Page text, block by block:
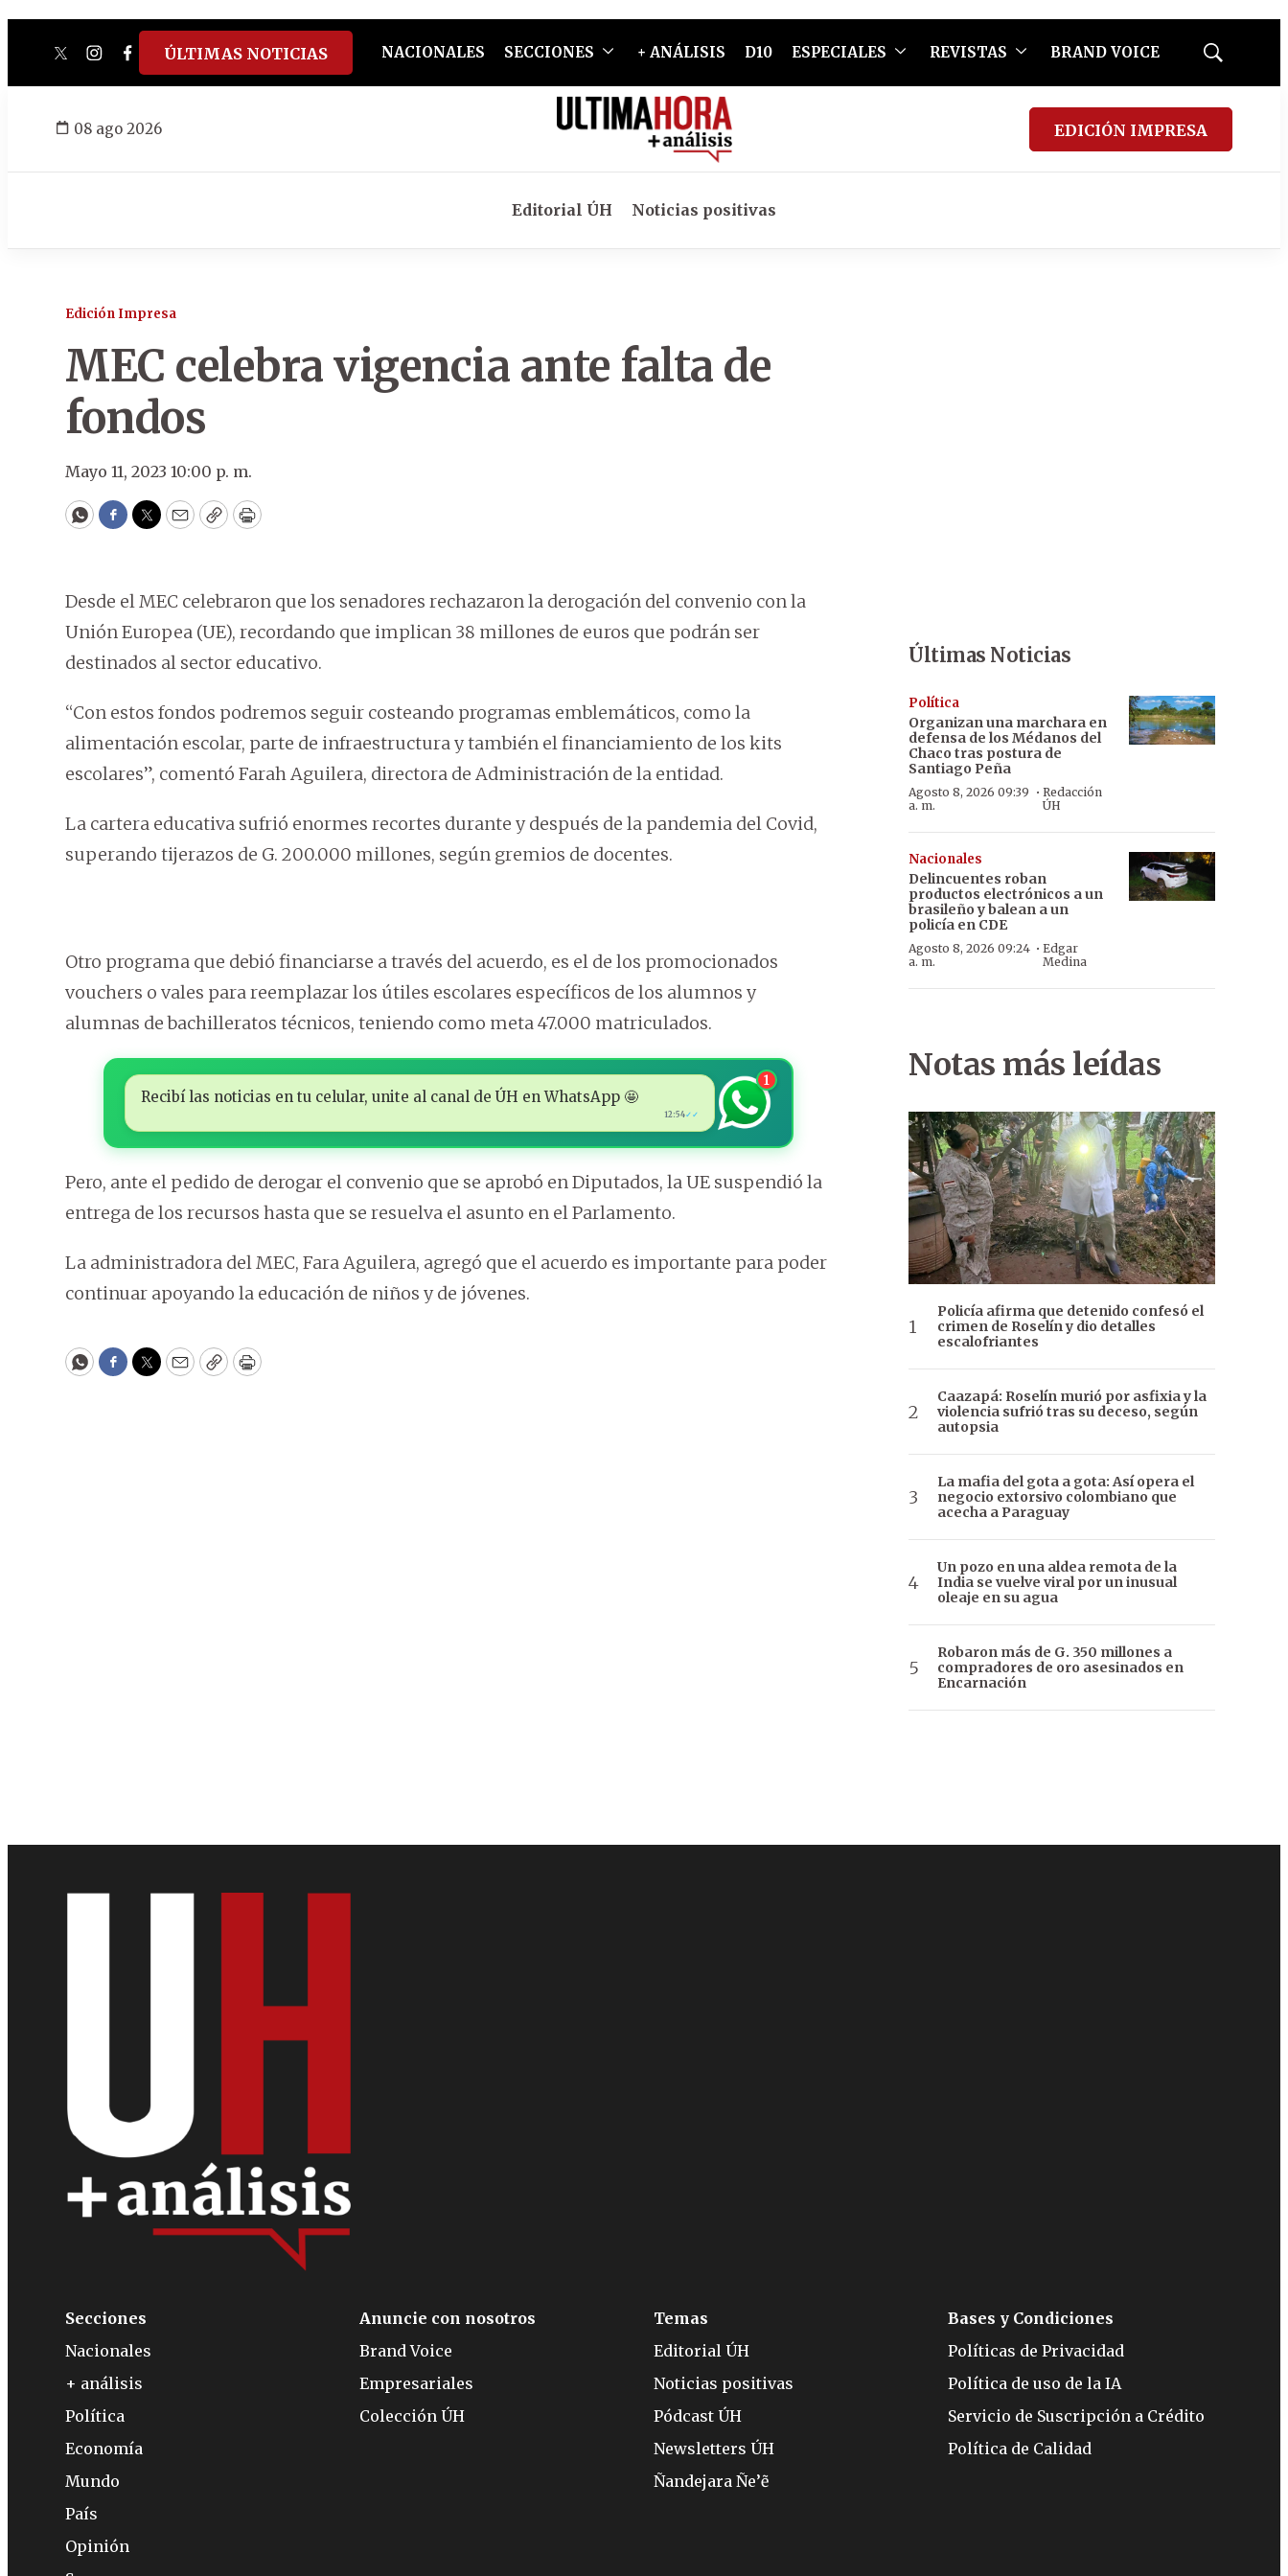
twitterinstagram
facebook
tiktokyoutube
spotify
ÚLTIMAS NOTICIAS NACIONALES SECCIONES + ANÁLISIS D10 ESPECIALES REVISTAS BRAND VOICE
Mostrar
08 ago 2026 EDICIÓN IMPRESA
Editorial ÚH Noticias positivas
Edición Impresa
MEC celebra vigencia ante falta de
fondos
Mayo 11, 2023 10:00 p. m.
WhatsApp
Facebook
Twitter
EmailCopyPrint
Desde el MEC celebraron que los senadores rechazaron la derogación del convenio con la
Unión Europea (UE), recordando que implican 38 millones de euros que podrán ser
destinados al sector educativo.
“Con estos fondos podremos seguir costeando programas emblemáticos, como la
alimentación escolar, parte de infraestructura y también el financiamiento de los kits
escolares”, comentó Farah Aguilera, directora de Administración de la entidad.
La cartera educativa sufrió enormes recortes durante y después de la pandemia del Covid,
superando tijerazos de G. 200.000 millones, según gremios de docentes.
Otro programa que debió financiarse a través del acuerdo, es el de los promocionados
vouchers o vales para reemplazar los útiles escolares específicos de los alumnos y
alumnas de bachilleratos técnicos, teniendo como meta 47.000 matriculados.
Recibí las noticias en tu celular, unite al canal de ÚH en WhatsApp 🤩
12:54✓✓
1
Pero, ante el pedido de derogar el convenio que se aprobó en Diputados, la UE suspendió la
entrega de los recursos hasta que se resuelva el asunto en el Parlamento.
La administradora del MEC, Fara Aguilera, agregó que el acuerdo es importante para poder
continuar apoyando la educación de niños y de jóvenes.
WhatsApp
Facebook
Twitter
EmailCopyPrint
Últimas Noticias
Política
Organizan una marchara en
defensa de los Médanos del
Chaco tras postura de
Santiago Peña
Agosto 8, 2026 09:39
a. m.
·Redacción
ÚH
Nacionales
Delincuentes roban
productos electrónicos a un
brasileño y balean a un
policía en CDE
Agosto 8, 2026 09:24
a. m.
· Edgar
Medina
Notas más leídas
Policía afirma que detenido confesó el
crimen de Roselín y dio detalles
escalofriantes
Caazapá: Roselín murió por asfixia y la
violencia sufrió tras su deceso, según
autopsia
La mafia del gota a gota: Así opera el
negocio extorsivo colombiano que
acecha a Paraguay
Un pozo en una aldea remota de la
India se vuelve viral por un inusual
oleaje en su agua
Robaron más de G. 350 millones a
compradores de oro asesinados en
Encarnación
Secciones
Nacionales
+ análisis
Política
Economía
Mundo
País
Opinión
Anuncie con nosotros
Brand Voice
Empresariales
Colección ÚH
Temas
Editorial ÚH
Noticias positivas
Pódcast ÚH
Newsletters ÚH
Ñandejara Ñe’ẽ
Bases y Condiciones
Políticas de Privacidad
Política de uso de la IA
Servicio de Suscripción a Crédito
Política de Calidad